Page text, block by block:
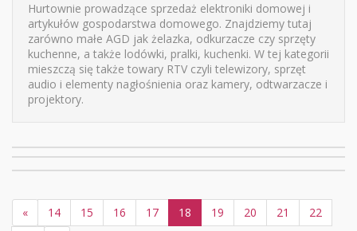
Hurtownie prowadzące sprzedaż elektroniki domowej i
artykułów gospodarstwa domowego. Znajdziemy tutaj
zarówno małe AGD jak żelazka, odkurzacze czy sprzęty
kuchenne, a także lodówki, pralki, kuchenki. W tej kategorii
mieszczą się także towary RTV czyli telewizory, sprzęt
audio i elementy nagłośnienia oraz kamery, odtwarzacze i
projektory.
« 14 15 16 17 18 19 20 21
22